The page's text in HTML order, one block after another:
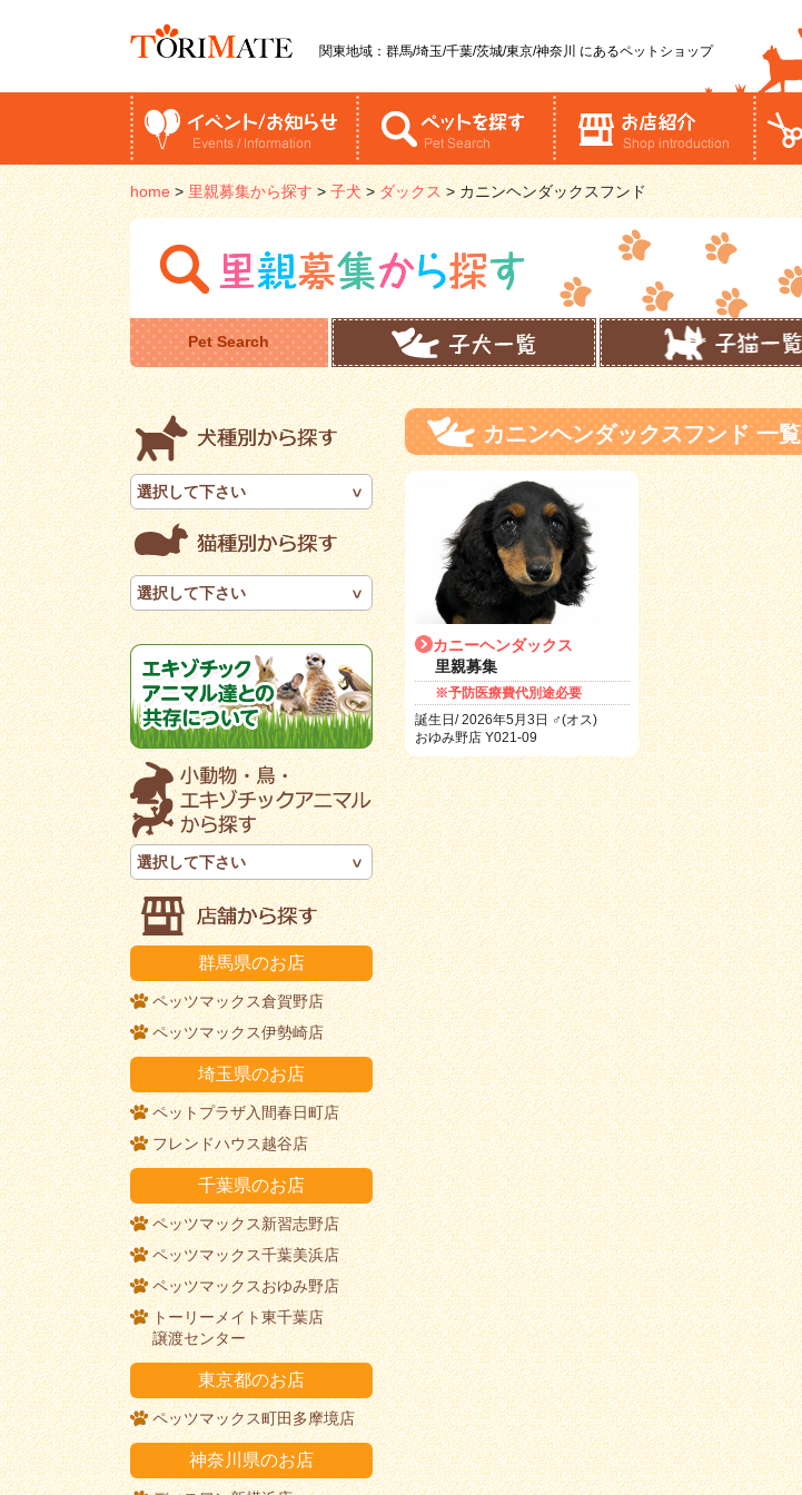
関東地域：群馬/埼玉/千葉/茨城/東京/神奈川 にあるペットショップ
home>里親募集から探す>子犬>ダックス>カニンヘンダックスフンド
Pet Search
選択して下さい
選択して下さい
選択して下さい
群馬県のお店
ペッツマックス倉賀野店
ペッツマックス伊勢崎店
埼玉県のお店
ペットプラザ入間春日町店
フレンドハウス越谷店
千葉県のお店
ペッツマックス新習志野店
ペッツマックス千葉美浜店
ペッツマックスおゆみ野店
トーリーメイト東千葉店
譲渡センター
東京都のお店
ペッツマックス町田多摩境店
神奈川県のお店
カニンヘンダックスフンド 一覧
カニーヘンダックス
里親募集
※予防医療費代別途必要
誕生日/ 2026年5月3日 ♂(オス)
おゆみ野店 Y021-09